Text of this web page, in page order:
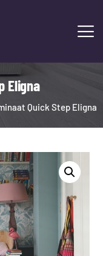
Eligna
Quick Step Eligna